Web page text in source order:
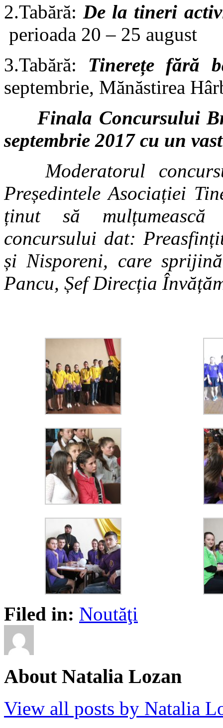
2.Tabără:De la tineri
perioada 20 – 25 august
3.Tabără: Tinerețe fără
septembrie, Mănăstirea
Finala Concursului
septembrie 2017 cu un
Moderatorul
Președintele Asociației
ținut să
concursului dat:
și Nisporeni, care
Pancu, Șef Direcția
Filed in: Noutăţi
About Natalia Lozan
View all posts by Natalia